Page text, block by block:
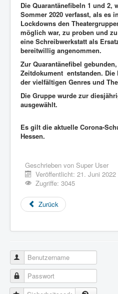
Die Quarantänefibeln 1 und 2,
Sommer 2020 verfasst, als es
Lockdowns den
möglich war, zu proben und
eine Schreibwerkstatt als
bereitwillig angenommen.
Zur Quarantänefibel
Zeitdokument entstanden. Die
der vielfältigen Genres und
Die Gruppe wurde zur
ausgewählt.
Es gilt die aktuelle Corona-
Hessen.
Geschrieben von Super User
Veröffentlicht: 21. Juni 2022
Zugriffe: 3045
Zurück
Benutzername
Passwort